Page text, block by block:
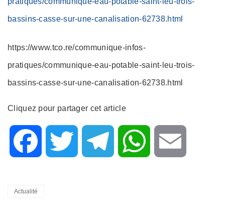
bassins-casse-sur-une-canalisation-62738.html
https://www.tco.re/communique-infos-
pratiques/communique-eau-potable-saint-leu-trois-
bassins-casse-sur-une-canalisation-62738.html
Cliquez pour partager cet article
Categories
Actualité